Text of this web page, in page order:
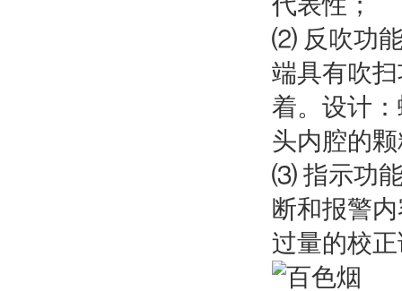
⑵ 反吹功能
端具有吹
着。设计
头内腔的
⑶ 指示功
断和报警
过量的校